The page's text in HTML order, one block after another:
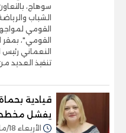
سوهاج،
الشباب
القومي
القومي"، بمقر
النعماني
تنفيذ العديد
قيادية
يفشل
الأربعاء 18/مارس/2026 - 11:25 م